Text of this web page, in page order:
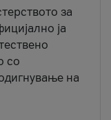
за
ја
со
на